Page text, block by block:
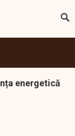
energetică